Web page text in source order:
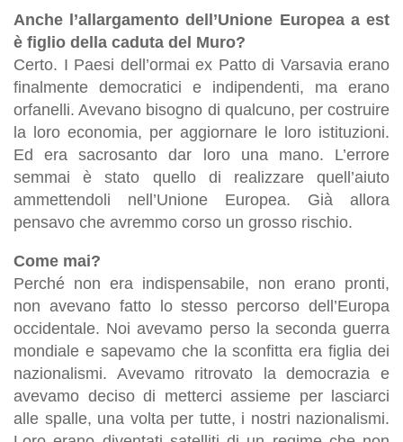
Anche l’allargamento dell’Unione Europea a est
è figlio della caduta del Muro?
Certo. I Paesi dell’ormai ex Patto di Varsavia erano
finalmente democratici e indipendenti, ma erano
orfanelli. Avevano bisogno di qualcuno, per costruire
la loro economia, per aggiornare le loro istituzioni.
Ed era sacrosanto dar loro una mano. L’errore
semmai è stato quello di realizzare quell’aiuto
ammettendoli nell’Unione Europea. Già allora
pensavo che avremmo corso un grosso rischio.
Come mai?
Perché non era indispensabile, non erano pronti,
non avevano fatto lo stesso percorso dell’Europa
occidentale. Noi avevamo perso la seconda guerra
mondiale e sapevamo che la sconfitta era figlia dei
nazionalismi. Avevamo ritrovato la democrazia e
avevamo deciso di metterci assieme per lasciarci
alle spalle, una volta per tutte, i nostri nazionalismi.